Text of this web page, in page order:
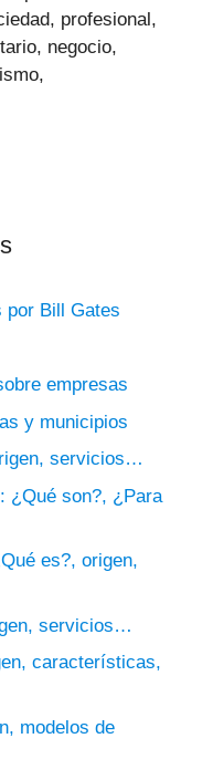
profesional,
negocio,
por Bill Gates
empresas
y municipios
servicios…
¿Qué son?, ¿Para
es?, origen,
servicios…
características,
modelos de